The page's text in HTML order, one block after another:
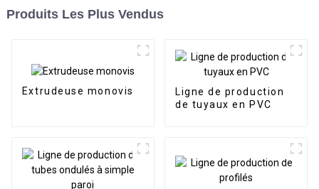
Produits Les Plus Vendus
Extrudeuse monovis
Ligne de production
de tuyaux en PVC